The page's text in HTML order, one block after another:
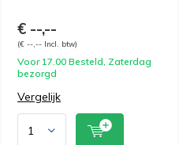
€ --,--
(€ --,-- Incl. btw)
Voor 17.00 Besteld, Zaterdag
bezorgd
Vergelijk